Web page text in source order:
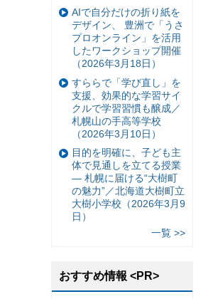
AIで自分だけの折り紙を
デザイン、 豊洲で「うさ
プロオンライン」を活用
したワークショップ開催
（2026年3月18日）
すららで「学び直し」を
支援、効果的な学習サイ
クルで学習習慣も醸成／
札幌山の手高等学校
（2026年3月10日）
目的を明確に、子ども主
体で見通しを立てる授業
— 札幌に届ける“大樹町
の魅力”／北海道大樹町立
大樹小学校（2026年3月9
日）
一覧 >>
おすすめ情報 <PR>